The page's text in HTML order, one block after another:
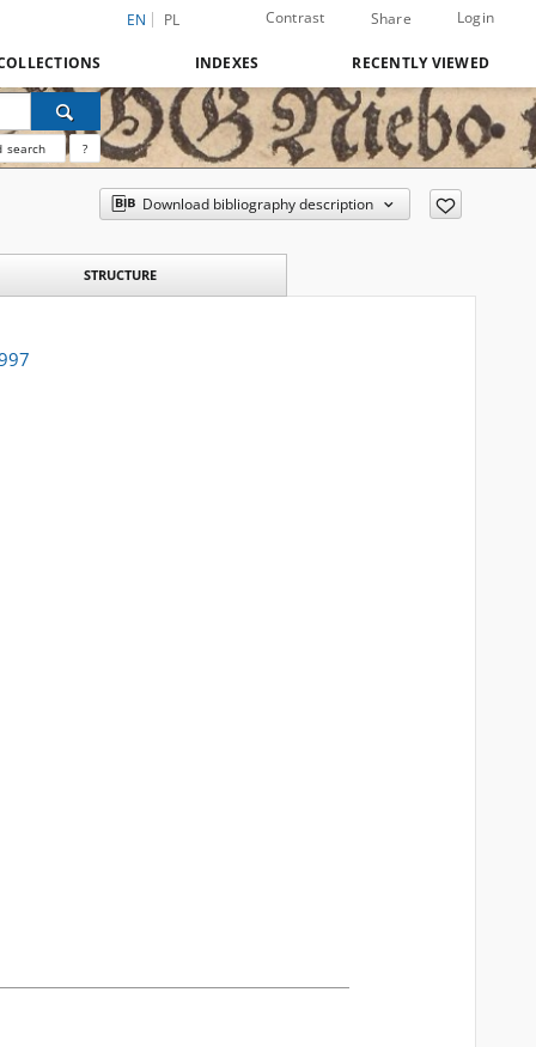
EN PL Contrast Share Login
INDEXES RECENTLY VIEWED
search ?
Download bibliography description
STRUCTURE